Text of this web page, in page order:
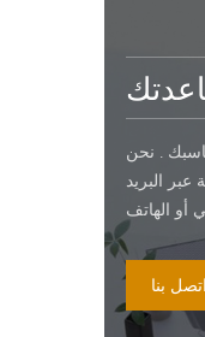
. نحن
مدار 24 ساعة عبر البريد
اتصل بنا